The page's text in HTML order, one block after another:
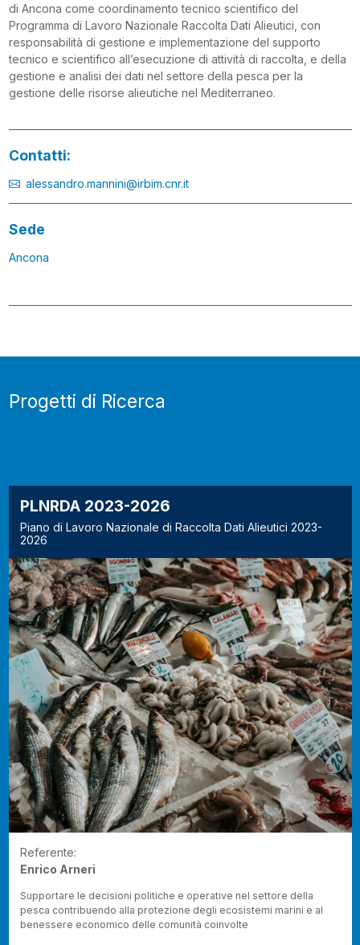
di Ancona come coordinamento tecnico scientifico del
Programma di Lavoro Nazionale Raccolta Dati Alieutici, con
responsabilità di gestione e implementazione del supporto
tecnico e scientifico all’esecuzione di attività di raccolta, e della
gestione e analisi dei dati nel settore della pesca per la
gestione delle risorse alieutiche nel Mediterraneo.
Contatti:
alessandro.mannini@irbim.cnr.it
Sede
Ancona
Progetti di Ricerca
PLNRDA 2023-2026
Piano di Lavoro Nazionale di Raccolta Dati Alieutici 2023-
2026
Referente:
Enrico Arneri
Supportare le decisioni politiche e operative nel settore della
pesca contribuendo alla protezione degli ecosistemi marini e al
benessere economico delle comunità coinvolte